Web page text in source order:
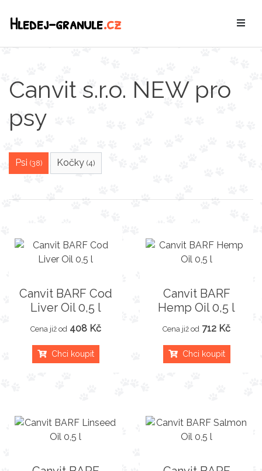
Hledej-granule.cz
Canvit s.r.o. NEW pro
psy
Psi (38) Kočky (4)
Canvit BARF Cod
Liver Oil 0,5 l
Cena již od 408 Kč
Chci koupit
Canvit BARF
Hemp Oil 0,5 l
Cena již od 712 Kč
Chci koupit